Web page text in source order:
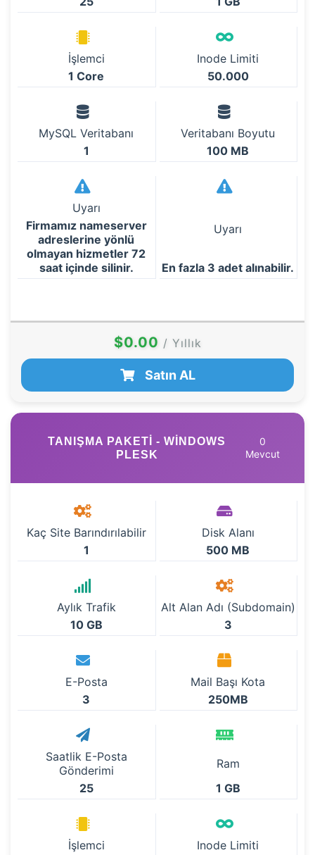
İşlemci
1 Core
Inode Limiti
50.000
MySQL Veritabanı
1
Veritabanı Boyutu
100 MB
Uyarı
Firmamız nameserver
adreslerine yönlü
olmayan hizmetler 72
saat içinde silinir.
Uyarı
En fazla 3 adet alınabilir.
$0.00 / Yıllık
Satın AL
TANIŞMA PAKETI - WINDOWS
PLESK
0
Mevcut
Kaç Site Barındırılabilir
1
Disk Alanı
500 MB
Aylık Trafik
10 GB
Alt Alan Adı (Subdomain)
3
E-Posta
3
Mail Başı Kota
250MB
Saatlik E-Posta
Gönderimi
25
Ram
1 GB
İşlemci
Inode Limiti